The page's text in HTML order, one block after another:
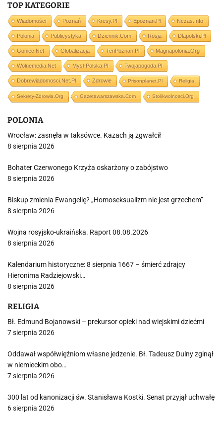
TOP KATEGORIE
Wiadomości Poznań Kresy.pl Epoznan.pl Nczas.info
Polonia Publicystyka Dziennik.com Rosja Dlapolski.pl
Goniec.net Globalizacja TenPoznan.pl Magnapolonia.org
Wolnemedia.net Mysl-Polska.pl Twojapogoda.pl
Dobrewiadomosci.net.pl Zdrowie Prisonplanet.pl Religia
Sekrety-Zdrowia.org Gazetawarszawska.com Stolikwolnosci.org
POLONIA
Wrocław: zasnęła w taksówce. Kazach ją zgwałcił
8 sierpnia 2026
Bohater Czerwonego Krzyża oskarżony o zabójstwo
8 sierpnia 2026
Biskup zmienia Ewangelię? „Homoseksualizm nie jest grzechem”
8 sierpnia 2026
Wojna rosyjsko-ukraińska. Raport 08.08.2026
8 sierpnia 2026
Kalendarium historyczne: 8 sierpnia 1667 – śmierć zdrajcy
Hieronima Radziejowski…
8 sierpnia 2026
RELIGIA
Bł. Edmund Bojanowski – prekursor opieki nad wiejskimi dziećmi
7 sierpnia 2026
Oddawał współwięźniom własne jedzenie. Bł. Tadeusz Dulny zginął
w niemieckim obo…
7 sierpnia 2026
300 lat od kanonizacji św. Stanisława Kostki. Senat przyjął uchwałę
6 sierpnia 2026